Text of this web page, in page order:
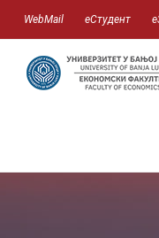
WebMail еСтудент